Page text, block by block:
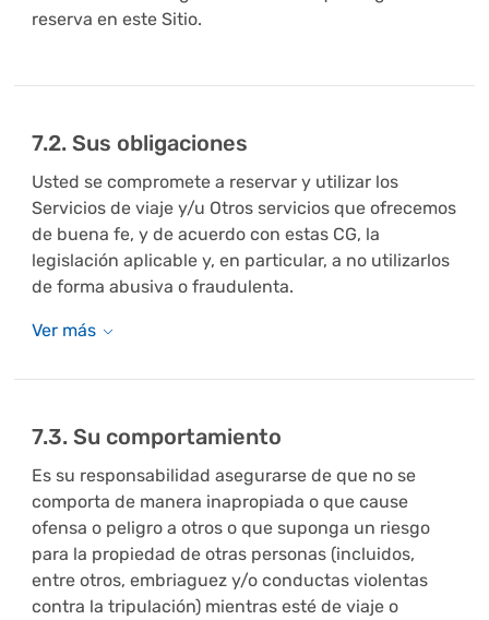
reserva en este Sitio.
7.2. Sus obligaciones
Usted se compromete a reservar y utilizar los
Servicios de viaje y/u Otros servicios que ofrecemos
de buena fe, y de acuerdo con estas CG, la
legislación aplicable y, en particular, a no utilizarlos
de forma abusiva o fraudulenta.
7.3. Su comportamiento
Es su responsabilidad asegurarse de que no se
comporta de manera inapropiada o que cause
ofensa o peligro a otros o que suponga un riesgo
para la propiedad de otras personas (incluidos,
entre otros, embriaguez y/o conductas violentas
contra la tripulación) mientras esté de viaje o